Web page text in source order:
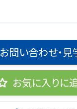
お問い合わせ・
お気に入りに